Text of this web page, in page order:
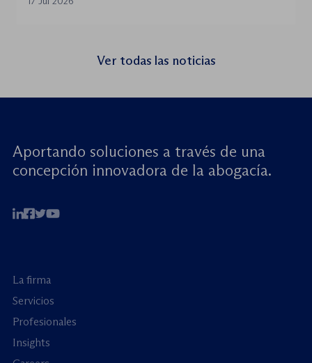
seminario web internacional «Trata de
menores: reforzando la rendición de
Ver todas las noticias
Aportando soluciones a través de una
concepción innovadora de la abogacía.
La firma
Servicios
Profesionales
Insights